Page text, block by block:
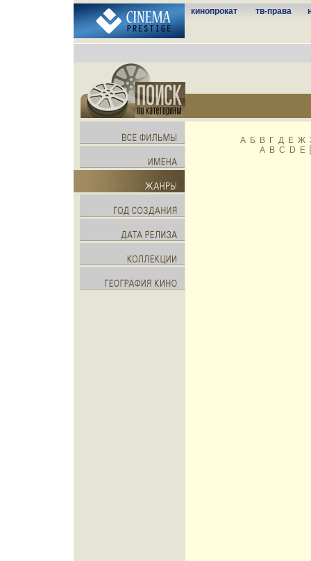
кинопрокат тв-права
А Б В Г Д Е Ж
A
B C D E